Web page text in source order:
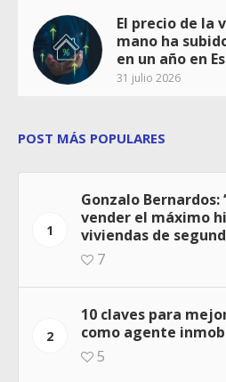
El precio de la
mano ha
en un año en
31 julio 2026
POST MÁS POPULARES
1
Gonzalo Bernardos:
vender el máximo
viviendas de
7
2
10 claves para
como agente
5